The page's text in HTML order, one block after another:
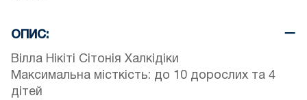
ОПИС:
Вілла Нікіті Сітонія Халкідіки
Максимальна місткість: до 10 дорослих та 4
дітей